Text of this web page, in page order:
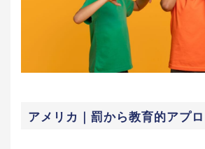
アメリカ｜罰から教育的アプ